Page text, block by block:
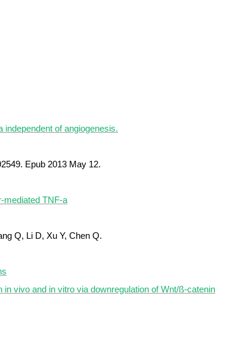
independent of angiogenesis.
Epub 2013 May 12.
mediated TNF-a
Q, Li D, Xu Y, Chen Q.
vivo and in vitro via downregulation of Wnt/ß-catenin